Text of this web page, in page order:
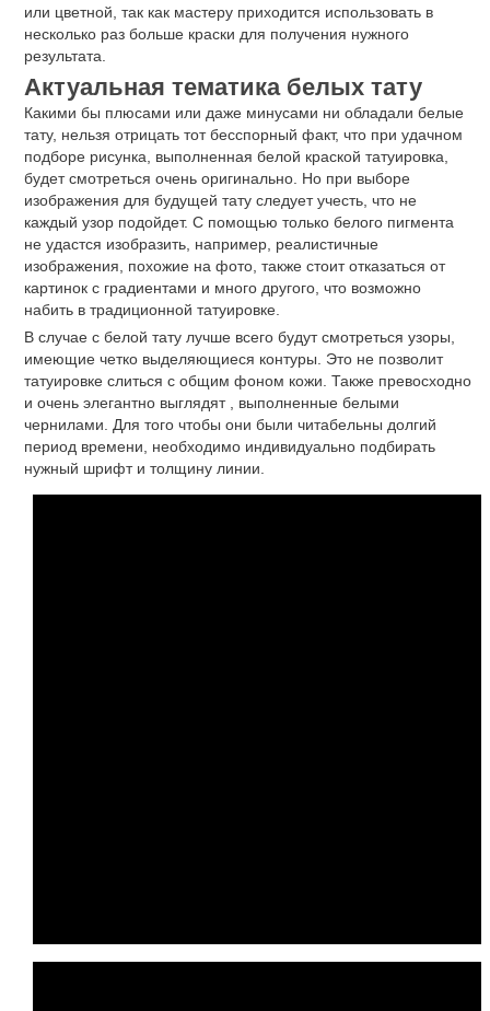
или цветной, так как мастеру приходится использовать в
несколько раз больше краски для получения нужного
результата.
Актуальная тематика белых тату
Какими бы плюсами или даже минусами ни обладали белые
тату, нельзя отрицать тот бесспорный факт, что при удачном
подборе рисунка, выполненная белой краской татуировка,
будет смотреться очень оригинально. Но при выборе
изображения для будущей тату следует учесть, что не
каждый узор подойдет. С помощью только белого пигмента
не удастся изобразить, например, реалистичные
изображения, похожие на фото, также стоит отказаться от
картинок с градиентами и много другого, что возможно
набить в традиционной татуировке.
В случае с белой тату лучше всего будут смотреться узоры,
имеющие четко выделяющиеся контуры. Это не позволит
татуировке слиться с общим фоном кожи. Также превосходно
и очень элегантно выглядят , выполненные белыми
чернилами. Для того чтобы они были читабельны долгий
период времени, необходимо индивидуально подбирать
нужный шрифт и толщину линии.